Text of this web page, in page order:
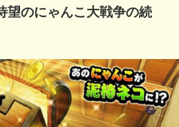
望のにゃんこ大戦争の続